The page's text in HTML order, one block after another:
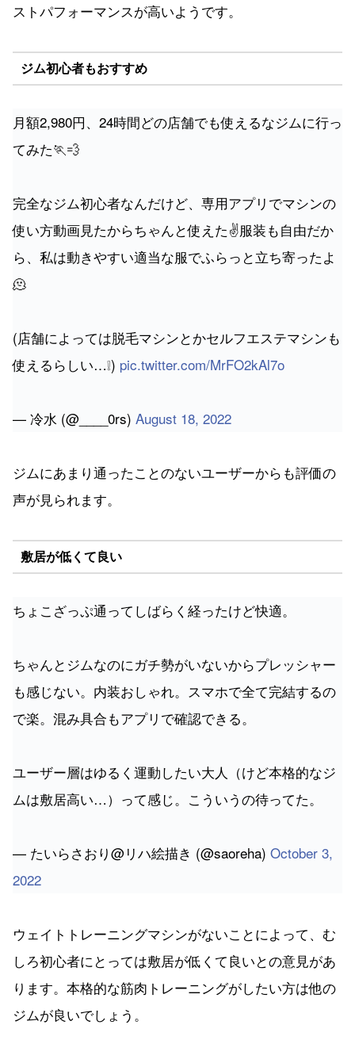
ストパフォーマンスが高いようです。
ジム初心者もおすすめ
月額2,980円、24時間どの店舗でも使えるなジムに行っ
てみた🏃💨
完全なジム初心者なんだけど、専用アプリでマシンの
使い方動画見たからちゃんと使えた✌️服装も自由だか
ら、私は動きやすい適当な服でふらっと立ち寄ったよ
🫠
(店舗によっては脱毛マシンとかセルフエステマシンも
使えるらしい…❕) pic.twitter.com/MrFO2kAl7o
— 冷水 (@____0rs) August 18, 2022
ジムにあまり通ったことのないユーザーからも評価の
声が見られます。
敷居が低くて良い
ちょこざっぷ通ってしばらく経ったけど快適。
ちゃんとジムなのにガチ勢がいないからプレッシャー
も感じない。内装おしゃれ。スマホで全て完結するの
で楽。混み具合もアプリで確認できる。
ユーザー層はゆるく運動したい大人（けど本格的なジ
ムは敷居高い…）って感じ。こういうの待ってた。
— たいらさおり@リハ絵描き (@saoreha) October 3,
2022
ウェイトトレーニングマシンがないことによって、む
しろ初心者にとっては敷居が低くて良いとの意見があ
ります。本格的な筋肉トレーニングがしたい方は他の
ジムが良いでしょう。